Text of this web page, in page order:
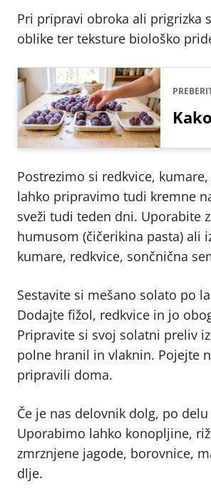
Pri pripravi obroka ali prigrizka
oblike ter teksture biološko
Postrezimo si redkvice,
lahko pripravimo tudi kremne
sveži tudi teden dni. Uporabite
humusom (čičerikina pasta) ali
kumare, redkvice, sončnična
Sestavite si mešano solato po
Dodajte fižol, redkvice in jo
Pripravite si svoj solatni preliv
polne hranil in vlaknin. Pojejte
pripravili doma.
Če je nas delovnik dolg, po
Uporabimo lahko konopljine,
zmrznjene jagode, borovnice,
dlje.